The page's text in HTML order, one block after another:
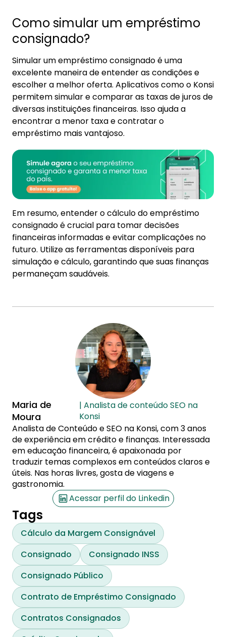
Como simular um empréstimo
consignado?
Simular um empréstimo consignado é uma
excelente maneira de entender as condições e
escolher a melhor oferta. Aplicativos como o Konsi
permitem simular e comparar as taxas de juros de
diversas instituições financeiras. Isso ajuda a
encontrar a menor taxa e contratar o
empréstimo mais vantajoso.
Em resumo, entender o cálculo do empréstimo
consignado é crucial para tomar decisões
financeiras informadas e evitar complicações no
futuro. Utilize as ferramentas disponíveis para
simulação e cálculo, garantindo que suas finanças
permaneçam saudáveis.
Maria de
Moura
| Analista de conteúdo SEO na
Konsi
Analista de Conteúdo e SEO na Konsi, com 3 anos
de experiência em crédito e finanças. Interessada
em educação financeira, é apaixonada por
traduzir temas complexos em conteúdos claros e
úteis. Nas horas livres, gosta de viagens e
gastronomia.
Acessar perfil do Linkedin
Tags
Cálculo da Margem Consignável
Consignado
Consignado INSS
Consignado Público
Contrato de Empréstimo Consignado
Contratos Consignados